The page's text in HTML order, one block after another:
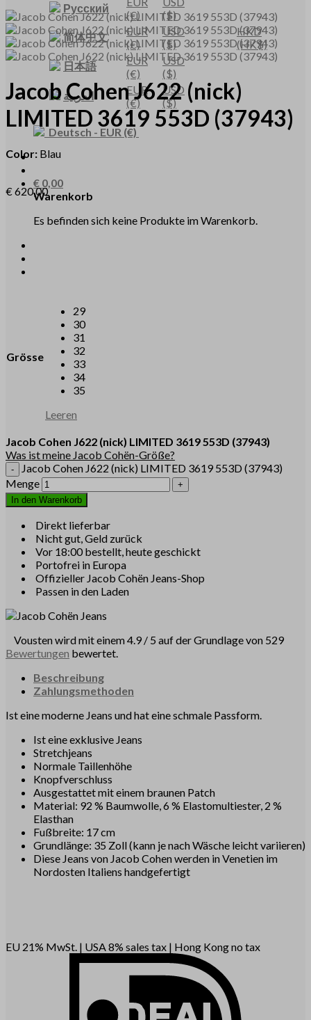
Русский
(€)
($)
简体中文
EUR
(€)
USD
($)
HKD
(HK$)
日本語
EUR
(€)
USD
($)
العربية
EUR
(€)
USD
($)
Deutsch - EUR (€)
€ 0,00
Warenkorb
Es befinden sich keine Produkte im Warenkorb.
Jacob CohenJ622(nick)
LIMITED 3619 553D (37943)
Color: Blau
€ 620,00
Grösse
29
30
31
32
33
34
35
Leeren
Jacob Cohen J622 (nick) LIMITED 3619 553D (37943)
Was ist meine Jacob Cohën-Größe?
Jacob Cohen J622 (nick) LIMITED 3619 553D (37943)
Menge
In den Warenkorb
Direkt lieferbar
Nicht gut, Geld zurück
Vor 18:00 bestellt, heute geschickt
Portofrei in Europa
Offizieller Jacob Cohën Jeans-Shop
Passen in den Laden
Vousten wird mit einem 4.9 / 5 auf der Grundlage von 529
Bewertungen bewertet.
Beschreibung
Zahlungsmethoden
Ist eine moderne Jeans und hat eine schmale Passform.
Ist eine exklusive Jeans
Stretchjeans
Normale Taillenhöhe
Knopfverschluss
Ausgestattet mit einem braunen Patch
Material: 92 % Baumwolle, 6 % Elastomultiester, 2 %
Elasthan
Fußbreite: 17 cm
Grundlänge: 35 Zoll (kann je nach Wäsche leicht variieren)
Diese Jeans von Jacob Cohen werden in Venetien im
Nordosten Italiens handgefertigt
EU 21% MwSt. | USA 8% sales tax | Hong Kong no tax